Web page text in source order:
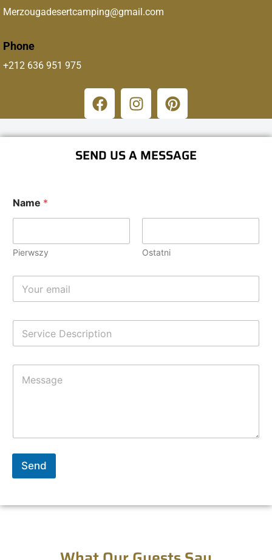
Merzougadesertcamping@gmail.com
Phone
+212 636 951 975
SEND US A MESSAGE
Name *
Pierwszy Ostatni
E
a
S
n
T
e
t
C
t
o
s
Send